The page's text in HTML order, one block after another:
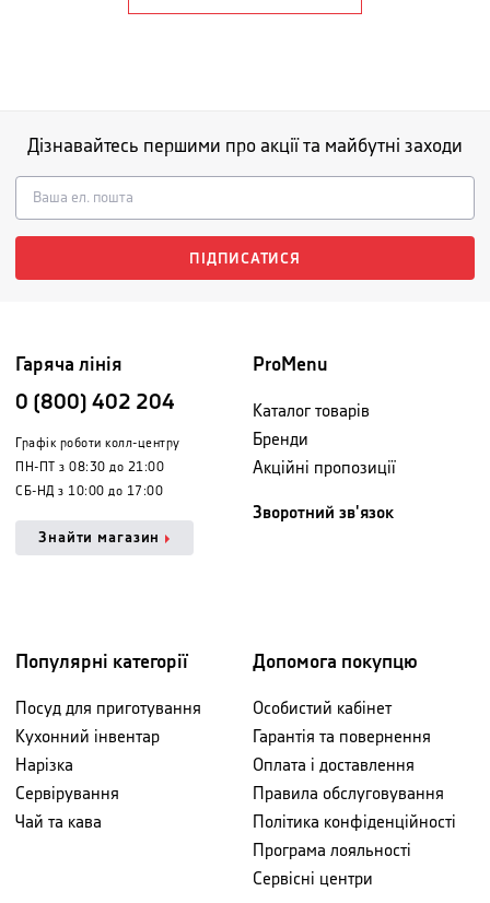
Дізнавайтесь першими про акції та майбутні заходи
ПІДПИСАТИСЯ
Гаряча лінія
0 (800) 402 204
Графік роботи колл-центру
ПН-ПТ з 08:30 до 21:00
СБ-НД з 10:00 до 17:00
Знайти магазин
ProMenu
Каталог товарів
Бренди
Акційні пропозиції
Зворотний зв'язок
Популярні категорії
Посуд для приготування
Кухонний інвентар
Нарізка
Сервірування
Чай та кава
Допомога покупцю
Особистий кабінет
Гарантія та повернення
Оплата і доставлення
Правила обслуговування
Політика конфіденційності
Програма лояльності
Сервісні центри